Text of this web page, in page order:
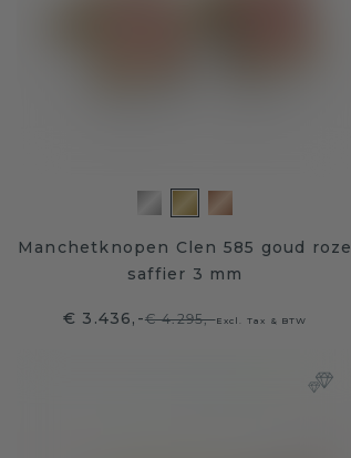
Manchetknopen Clen 585 goud roze
saffier 3 mm
€ 3.436,-€ 4.295,-Excl. Tax & BTW